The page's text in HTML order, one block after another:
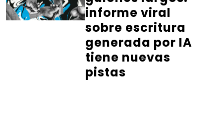
informe viral
sobre escritura
generada por IA
tiene nuevas
pistas